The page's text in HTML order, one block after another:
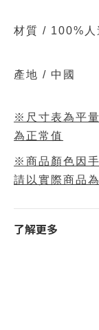
材質 / 100%人
產地 / 中國
※尺寸表為平
為正常值
※商品顏色因
請以實際商品
了解更多